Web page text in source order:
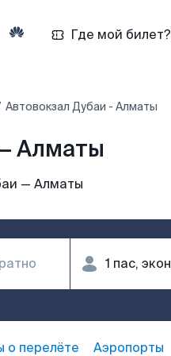
Где мой билет?
Автовокзал Дубаи - Алматы
Алматы
— Алматы
о перелёте Аэропорты